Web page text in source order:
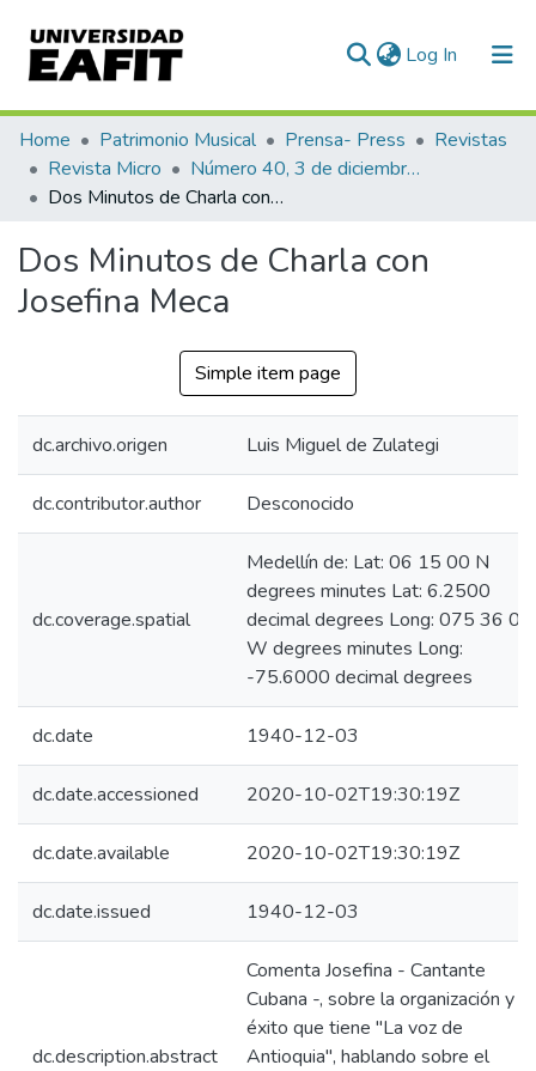
Log In (current)
Communities & Collections
All of DSpace
Home Patrimonio Musical Prensa- Press
Revistas
Revista Micro
Número 40, 3 de diciembre de 1940
Dos Minutos de Charla con Josefina Meca
Dos Minutos de Charla con
Josefina Meca
Simple item page
dc.archivo.origen Luis Miguel de Zulategi
dc.contributor.author Desconocido
dc.coverage.spatial
Medellín de: Lat: 06 15 00 N
degrees minutes Lat: 6.2500
decimal degrees Long: 075 36 00
W degrees minutes Long:
-75.6000 decimal degrees
dc.date 1940-12-03
dc.date.accessioned 2020-10-02T19:30:19Z
dc.date.available 2020-10-02T19:30:19Z
dc.date.issued 1940-12-03
dc.description.abstract
Comenta Josefina - Cantante
Cubana -, sobre la organización y
éxito que tiene "La voz de
Antioquia", hablando sobre el